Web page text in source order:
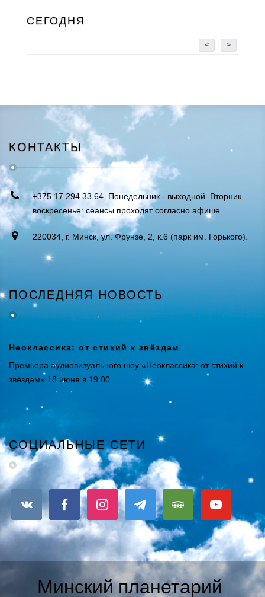
СЕГОДНЯ
< >
КОНТАКТЫ
+375 17 294 33 64. Понедельник - выходной. Вторник –
воскресенье: сеансы проходят согласно афише.
220034, г. Минск, ул. Фрунзе, 2, к.6 (парк им. Горького).
ПОСЛЕДНЯЯ НОВОСТЬ
Неоклассика: от стихий к звёздам
Премьера аудиовизуального шоу «Неоклассика: от стихий к
звёздам» 18 июня в 19:00...
СОЦИАЛЬНЫЕ СЕТИ
Минский планетарий